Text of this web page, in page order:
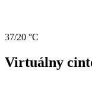
37/20 °C
Virtuálny